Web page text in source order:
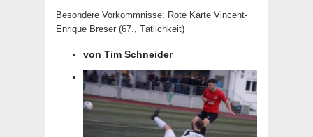
Besondere Vorkommnisse: Rote Karte Vincent-
Enrique Breser (67., Tätlichkeit)
von Tim Schneider